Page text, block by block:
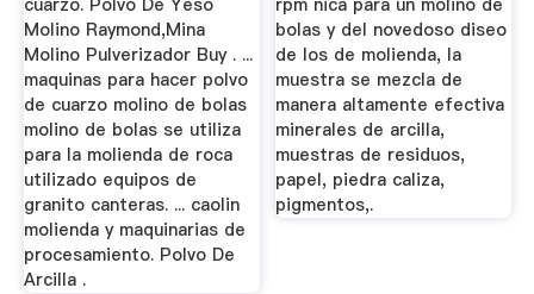
cuarzo. Polvo De Yeso
Molino Raymond,Mina
Molino Pulverizador Buy . ...
maquinas para hacer polvo
de cuarzo molino de bolas
molino de bolas se utiliza
para la molienda de roca
utilizado equipos de
granito canteras. ... caolin
molienda y maquinarias de
procesamiento. Polvo De
Arcilla .
rpm nica para un molino de
bolas y del novedoso diseo
de los de molienda, la
muestra se mezcla de
manera altamente efectiva
minerales de arcilla,
muestras de residuos,
papel, piedra caliza,
pigmentos,.